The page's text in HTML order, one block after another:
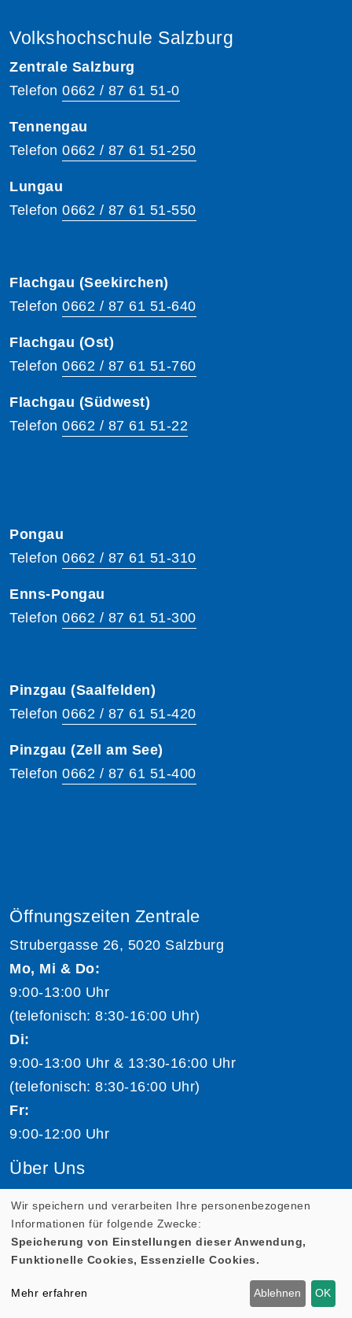
Volkshochschule Salzburg
Zentrale Salzburg
Telefon 0662 / 87 61 51-0
Tennengau
Telefon 0662 / 87 61 51-250
Lungau
Telefon 0662 / 87 61 51-550
Flachgau (Seekirchen)
Telefon 0662 / 87 61 51-640
Flachgau (Ost)
Telefon 0662 / 87 61 51-760
Flachgau (Südwest)
Telefon 0662 / 87 61 51-22
Pongau
Telefon 0662 / 87 61 51-310
Enns-Pongau
Telefon 0662 / 87 61 51-300
Pinzgau (Saalfelden)
Telefon 0662 / 87 61 51-420
Pinzgau (Zell am See)
Telefon 0662 / 87 61 51-400
Öffnungszeiten Zentrale
Strubergasse 26, 5020 Salzburg
Mo, Mi & Do:
9:00-13:00 Uhr
(telefonisch: 8:30-16:00 Uhr)
Di:
9:00-13:00 Uhr & 13:30-16:00 Uhr
(telefonisch: 8:30-16:00 Uhr)
Fr:
9:00-12:00 Uhr
Über Uns
Team Volkshochschule Salzburg
Jobs
Kursleiter:in werden
Wir speichern und verarbeiten Ihre personenbezogenen
Informationen für folgende Zwecke:
Speicherung von Einstellungen dieser Anwendung,
Funktionelle Cookies, Essenzielle Cookies.
Mehr erfahren Ablehnen OK